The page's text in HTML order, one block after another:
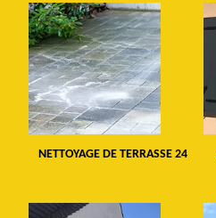
NETTOYAGE DE TERRASSE 24